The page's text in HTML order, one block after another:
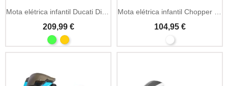
Mota elétrica infantil Ducati Diavel x Bentley 12V
209,99 €
Mota elétrica infantil Chopper Hot 6V com melodias
104,95 €